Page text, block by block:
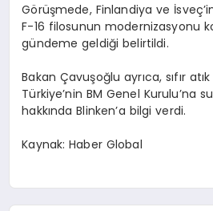
Görüşmede, Finlandiya ve
F-16 filosunun modernizasyonu
gündeme geldiği belirtildi.
Bakan Çavuşoğlu ayrıca, sıfır
Türkiye’nin BM Genel Kurulu’na
hakkında Blinken’a bilgi verdi.
Kaynak: Haber Global